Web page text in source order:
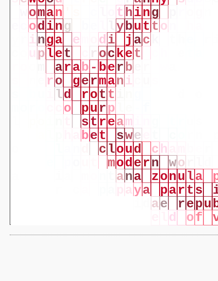
oman t hing
odin g ybu t t o
inga e di j ac
plet oc ket
arab - berb
ro german i
ld rot t
o pu r p
s t ream
bet swe
c loud c h
modern wo
ana zonu la
aya par ts
ae repu
d of